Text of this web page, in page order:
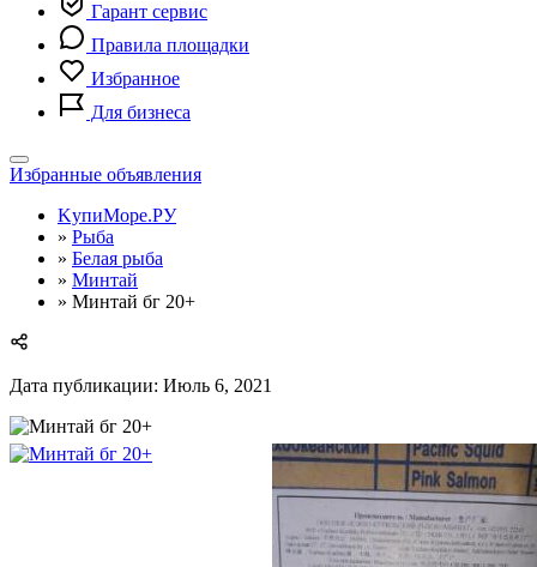
Гарант сервис
Правила площадки
Избранное
Для бизнеса
Toggle
navigation
Избранные объявления
KупиМоре.РУ
» Рыба
» Белая рыба
» Минтай
» Минтай бг 20+
Дата публикации: Июль 6, 2021